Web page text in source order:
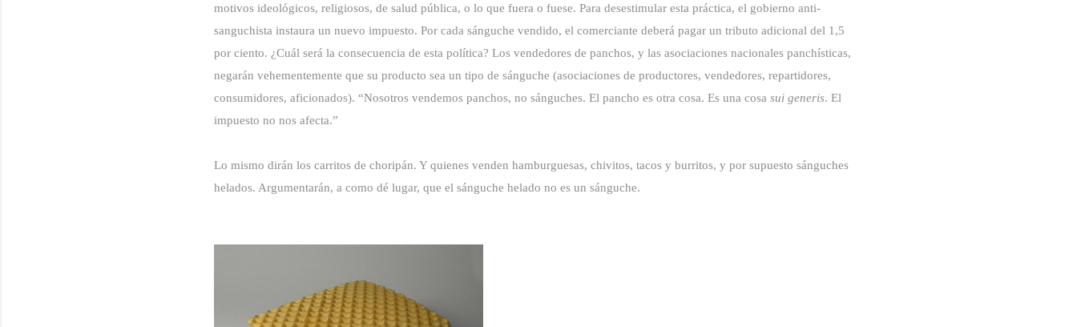
motivos ideológicos, religiosos, de salud pública, o lo que fuera o fuese. Para desestimular esta práctica, el gobierno anti-
sanguchista instaura un nuevo impuesto. Por cada sánguche vendido, el comerciante deberá pagar un tributo adicional del 1,5
por ciento. ¿Cuál será la consecuencia de esta política? Los vendedores de panchos, y las asociaciones nacionales panchísticas,
negarán vehementemente que su producto sea un tipo de sánguche (asociaciones de productores, vendedores, repartidores,
consumidores, aficionados). “Nosotros vendemos panchos, no sánguches. El pancho es otra cosa. Es una cosa sui generis. El
impuesto no nos afecta.”
Lo mismo dirán los carritos de choripán. Y quienes venden hamburguesas, chivitos, tacos y burritos, y por supuesto sánguches
helados. Argumentarán, a como dé lugar, que el sánguche helado no es un sánguche.